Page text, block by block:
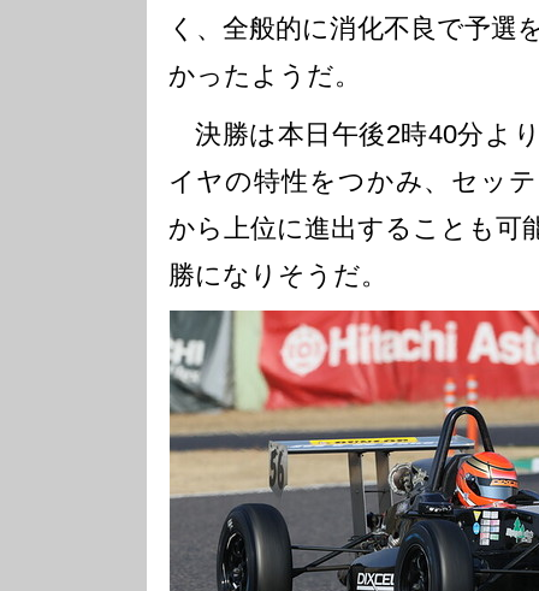
く、全般的に消化不良で予選
かったようだ。
決勝は本日午後2時40分よ
イヤの特性をつかみ、セッ
から上位に進出することも可
勝になりそうだ。